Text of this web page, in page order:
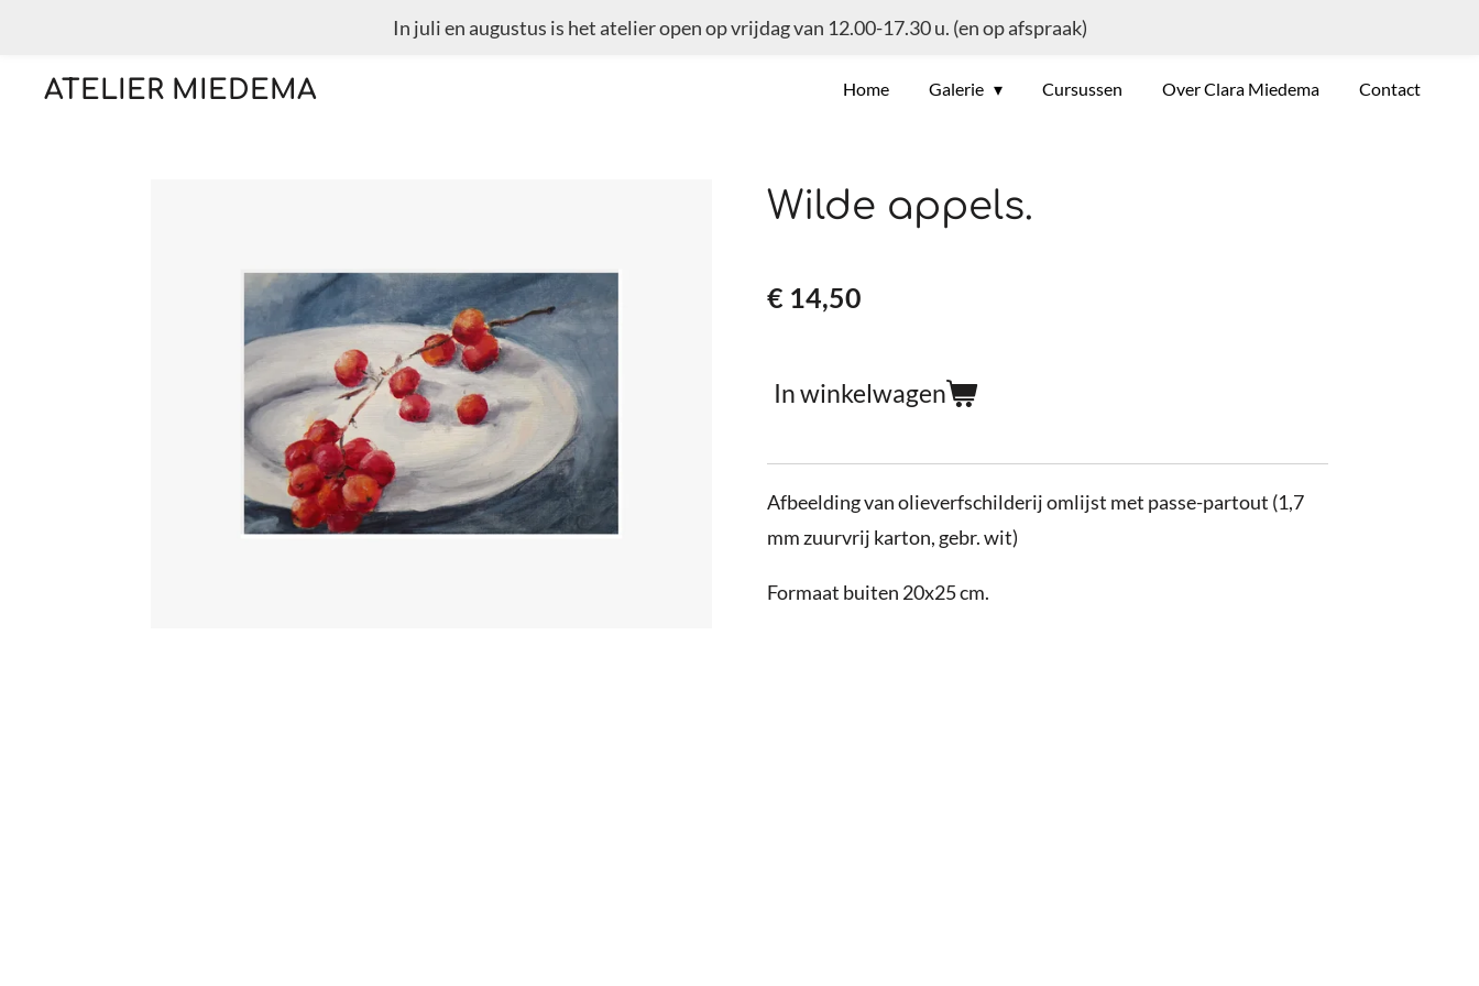
naar
In juli en augustus is het atelier open op vrijdag van 12.00-17.30 u. (en op afspraak)
ATELIER MIEDEMA Home Galerie Cursussen Over Clara Miedema Contact
Wilde appels.
€ 14,50
In winkelwagen
Afbeelding van olieverfschilderij omlijst met passe-partout (1,7
mm zuurvrij karton, gebr. wit)
Formaat buiten 20x25 cm.